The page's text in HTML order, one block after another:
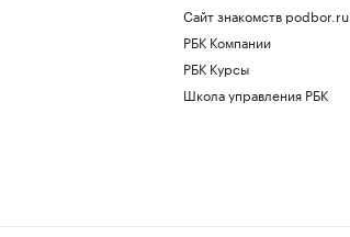
Сайт знакомств podbor.ru
РБК Компании
РБК Курсы
Школа управления РБК